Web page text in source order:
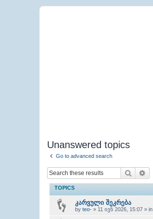
Unanswered topics
Go to advanced search
Search
TOPICS
კარვული შეკრება
by teo- » 11 ივნ 2026, 15:07 » in